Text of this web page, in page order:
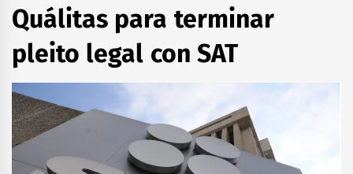
Quálitas para terminar
pleito legal con SAT